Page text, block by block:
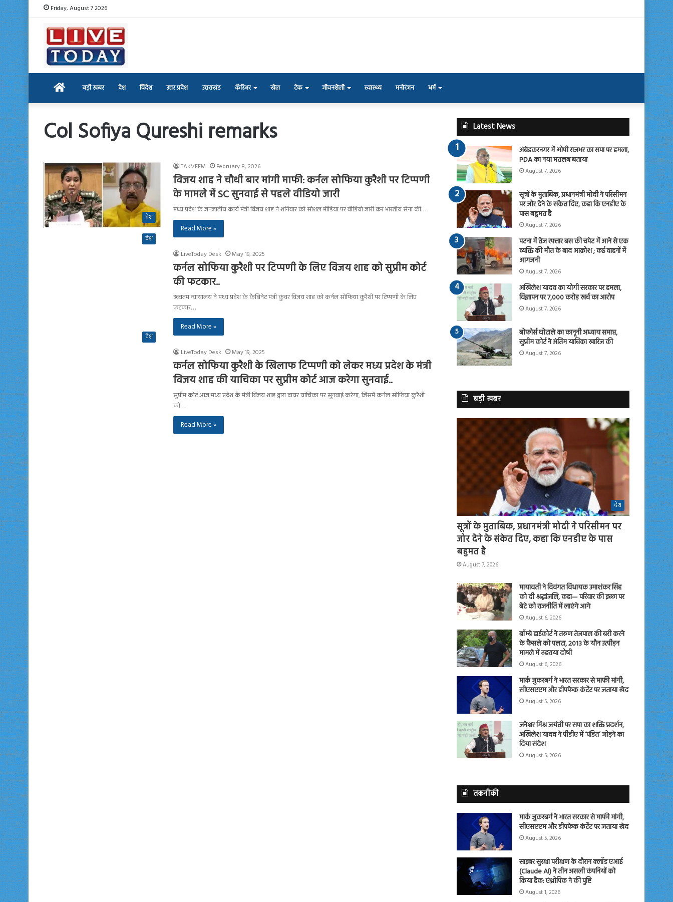
Friday, August 7 2026
Home बड़ी खबर देश विदेश उत्तर प्रदेश उत्तराखंड कॅरिअर खेल टेक जीवनशैली स्वास्थ्य मनोरंजन धर्म
Col Sofiya Qureshi remarks
देश
TAKVEEM February 8, 2026
विजय शाह ने चौथी बार मांगी माफी: कर्नल सोफिया कुरैशी पर टिप्पणी
के मामले में SC सुनवाई से पहले वीडियो जारी
मध्य प्रदेश के जनजातीय कार्य मंत्री विजय शाह ने शनिवार को सोशल मीडिया पर वीडियो जारी कर भारतीय सेना की…
Read More »
देश
LiveToday Desk
May 19, 2025
कर्नल सोफिया कुरैशी पर टिप्पणी के लिए विजय शाह को सुप्रीम कोर्ट
की फटकार..
उच्चतम न्यायालय ने मध्य प्रदेश के कैबिनेट मंत्री कुंवर विजय शाह को कर्नल सोफिया कुरैशी पर टिप्पणी के लिए
फटकार…
Read More »
देश
LiveToday Desk
May 19, 2025
कर्नल सोफिया कुरैशी के खिलाफ टिप्पणी को लेकर मध्य प्रदेश के मंत्री
विजय शाह की याचिका पर सुप्रीम कोर्ट आज करेगा सुनवाई..
सुप्रीम कोर्ट आज मध्य प्रदेश के मंत्री विजय शाह द्वारा दायर याचिका पर सुनवाई करेगा, जिसमें कर्नल सोफिया कुरैशी
को…
Read More »
Latest News
अंबेडकरनगर में ओपी राजभर का सपा पर हमला,
PDA का नया मतलब बताया
August 7, 2026
सूत्रों के मुताबिक, प्रधानमंत्री मोदी ने परिसीमन
पर जोर देने के संकेत दिए, कहा कि एनडीए के
पास बहुमत है
August 7, 2026
पटना में तेज रफ्तार बस की चपेट में आने से एक
व्यक्ति की मौत के बाद आक्रोश ; कई वाहनों में
आगजनी
August 7, 2026
अखिलेश यादव का योगी सरकार पर हमला,
विज्ञापन पर 7,000 करोड़ खर्च का आरोप
August 7, 2026
बोफोर्स घोटाले का कानूनी अध्याय समाप्त,
सुप्रीम कोर्ट ने अंतिम याचिका खारिज की
August 7, 2026
बड़ी खबर
देश
सूत्रों के मुताबिक, प्रधानमंत्री मोदी ने परिसीमन पर
जोर देने के संकेत दिए, कहा कि एनडीए के पास
बहुमत है
August 7, 2026
मायावती ने दिवंगत विधायक उमाशंकर सिंह
को दी श्रद्धांजलि, कहा— परिवार की इच्छा पर
बेटे को राजनीति में लाएंगे आगे
August 6, 2026
बॉम्बे हाईकोर्ट ने तरुण तेजपाल की बरी करने
के फैसले को पलटा, 2013 के यौन उत्पीड़न
मामले में ठहराया दोषी
August 6, 2026
मार्क जुकरबर्ग ने भारत सरकार से माफी मांगी,
सीएसएएम और डीपफेक कंटेंट पर जताया खेद
August 5, 2026
जनेश्वर मिश्र जयंती पर सपा का शक्ति प्रदर्शन,
अखिलेश यादव ने पीडीए में ‘पंडित’ जोड़ने का
दिया संदेश
August 5, 2026
तकनीकी
मार्क जुकरबर्ग ने भारत सरकार से माफी मांगी,
सीएसएएम और डीपफेक कंटेंट पर जताया खेद
August 5, 2026
साइबर सुरक्षा परीक्षण के दौरान क्लॉड एआई
(Claude AI) ने तीन असली कंपनियों को
किया हैक: एंथ्रोपिक ने की पुष्टि
August 1, 2026